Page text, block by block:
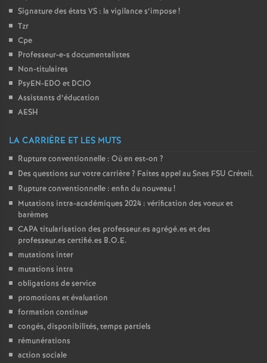
Signature des états VS : la vigilance s’impose!
Tzr
Cpe
Professeur-e-s documentalistes
Non-titulaires
PsyEN-EDO et DCIO
Assistants d’éducation
AESH
LA CARRIÈRE ET LES MUTS
Rupture conventionnelle : Où en est-on ?
Des questions sur votre carrière? Faites appel au Snes FSU Créteil.
Rupture conventionnelle : enfin du nouveau!
Mutations intra-académiques 2024 : vérification des voeux et
barèmes
CAPAtitularisation des professeur.es agrégé.es et des
professeur.es certifié.es B.O.E.
mutations inter
mutations intra
obligations de service
promotions et évaluation
formation continue
congés, disponibilités, temps partiels
rémunérations
action sociale